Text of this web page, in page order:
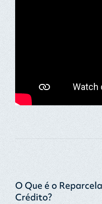
O Que é o
Crédito?